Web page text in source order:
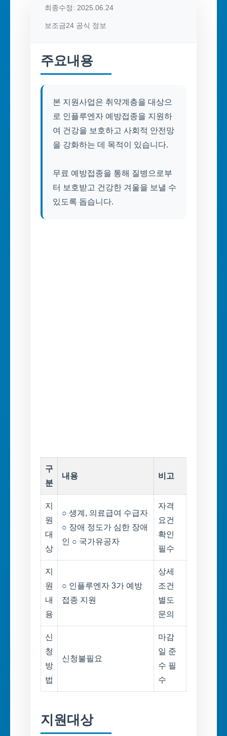
최종수정: 2025.06.24
보조금24 공식 정보
주요내용
본 지원사업은 취약계층을 대상으
로 인플루엔자 예방접종을 지원하
여 건강을 보호하고 사회적 안전망
을 강화하는 데 목적이 있습니다.
무료 예방접종을 통해 질병으로부
터 보호받고 건강한 겨울을 보낼 수
있도록 돕습니다.
구
분
내용 비고
지
원
대
상
○ 생계, 의료급여 수급자
○ 장애 정도가 심한 장애
인 ○ 국가유공자
자격
요건
확인
필수
지
원
내
용
○ 인플루엔자 3가 예방
접종 지원
상세
조건
별도
문의
신
청
방
법
신청불필요
마감
일 준
수 필
수
지원대상